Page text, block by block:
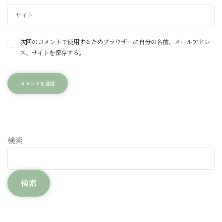
次回のコメントで使用するためブラウザーに自分の名前、メールアドレ
ス、サイトを保存する。
検索
検索